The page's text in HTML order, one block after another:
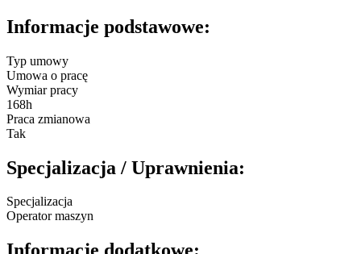
Informacje podstawowe:
Typ umowy
Umowa o pracę
Wymiar pracy
168h
Praca zmianowa
Tak
Specjalizacja / Uprawnienia:
Specjalizacja
Operator maszyn